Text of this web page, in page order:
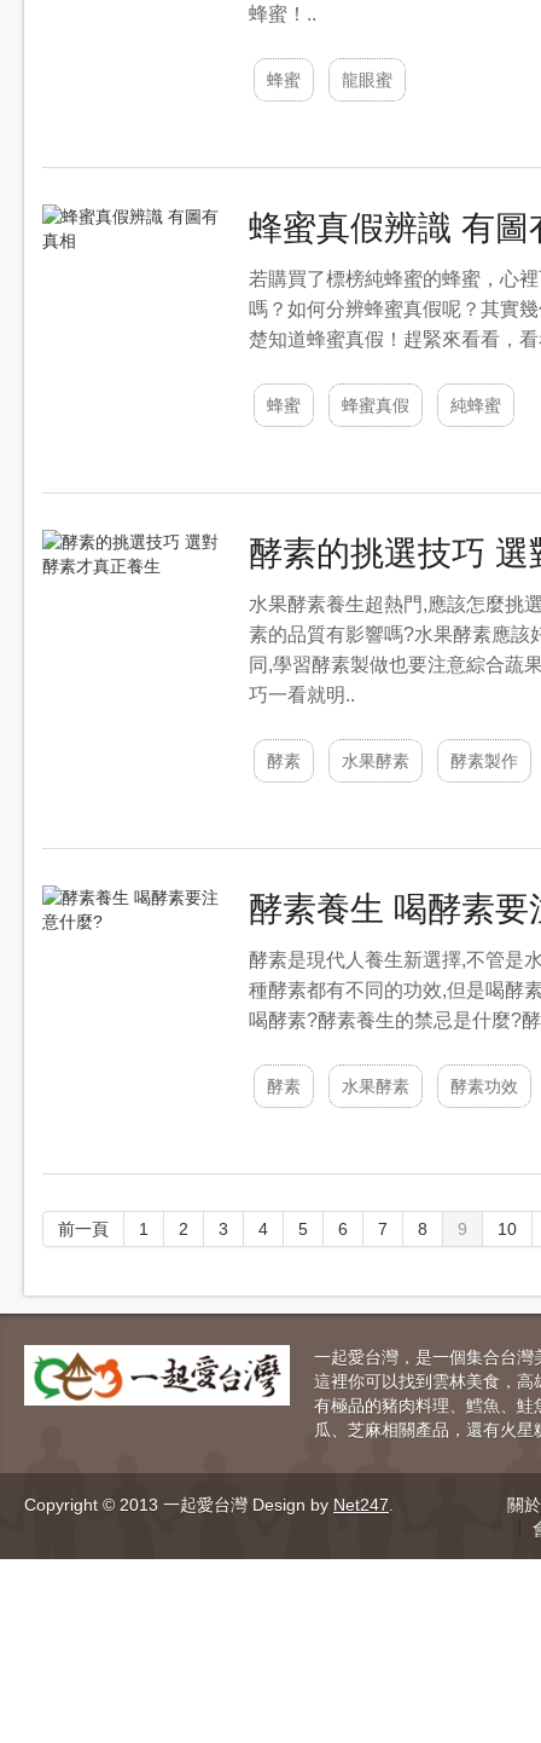
蜂蜜！..
蜂蜜 龍眼蜜
蜂蜜真假辨識 有圖
若購買了標榜純蜂蜜的蜂蜜，心
嗎？如何分辨蜂蜜真假呢？其實
楚知道蜂蜜真假！趕緊來看看，
蜂蜜 蜂蜜真假 純蜂蜜
酵素的挑選技巧
水果酵素養生超熱門,應該怎麼挑
素的品質有影響嗎?水果酵素應該
同,學習酵素製做也要注意綜合蔬
巧一看就明..
酵素 水果酵素 酵素製作
酵素養生 喝酵素要
酵素是現代人養生新選擇,不管是
種酵素都有不同的功效,但是喝酵
喝酵素?酵素養生的禁忌是什麼?
酵素 水果酵素 酵素功效
前一頁 1 2 3 4 5 6 7 8 9 10
一起愛台灣，是一個集合台
這裡你可以找到雲林美食，
有極品的豬肉料理、鱈魚、
瓜、芝麻相關產品，還有火
Copyright © 2013 一起愛台灣 Design by Net247
關